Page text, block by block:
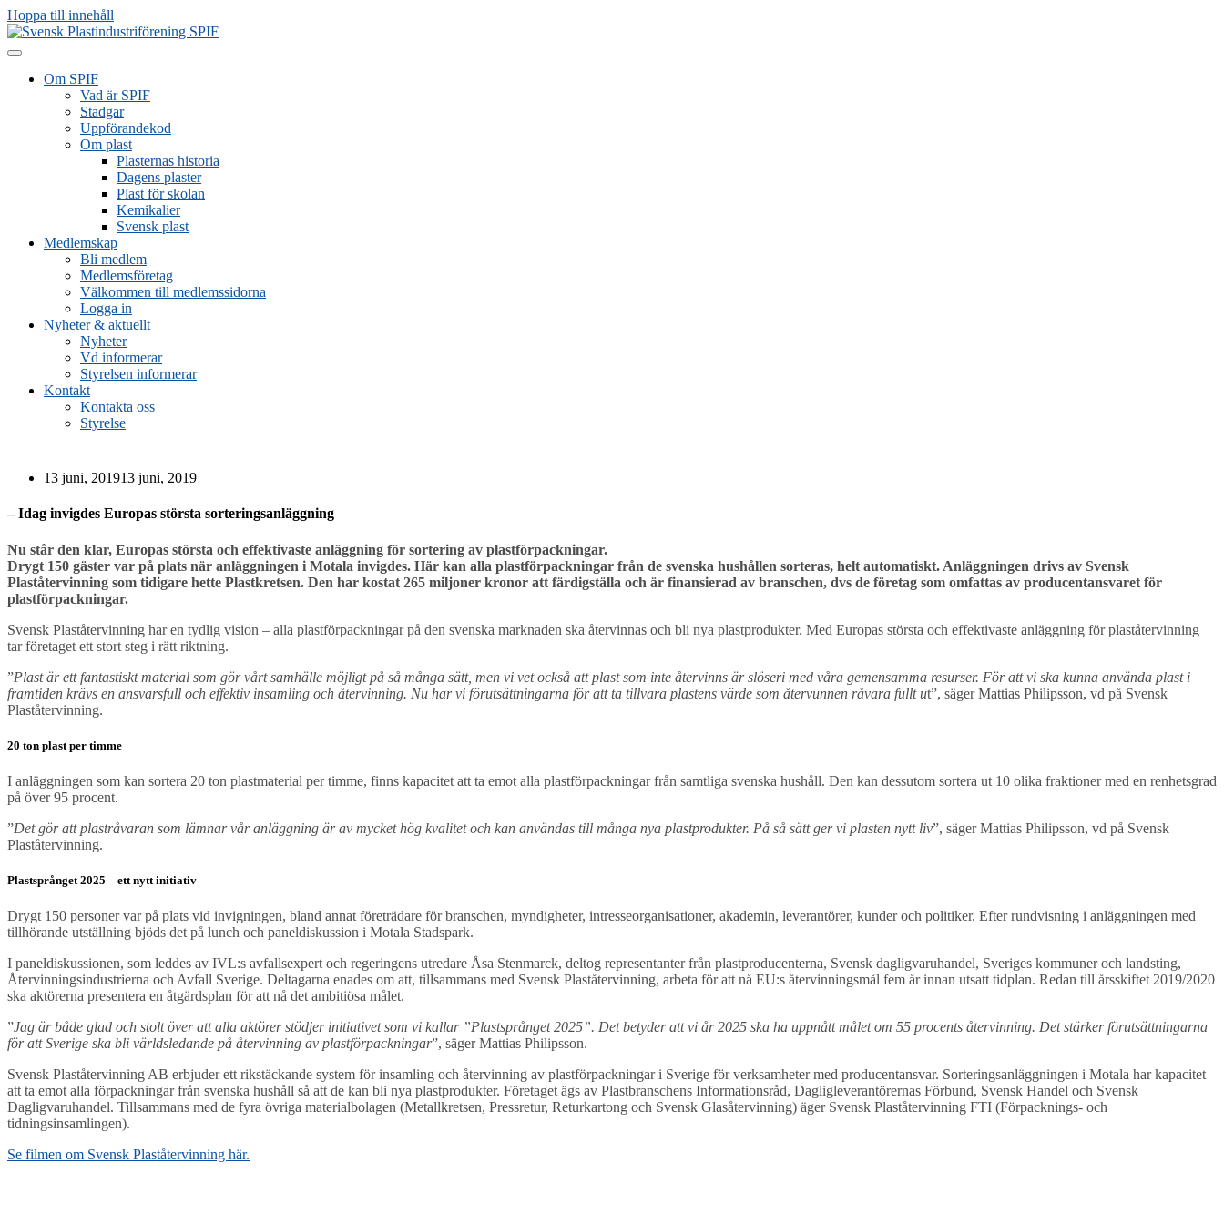
Hoppa till innehåll
Om SPIF
Vad är SPIF
Stadgar
Uppförandekod
Om plast
Plasternas historia
Dagens plaster
Plast för skolan
Kemikalier
Svensk plast
Medlemskap
Bli medlem
Medlemsföretag
Välkommen till medlemssidorna
Logga in
Nyheter & aktuellt
Nyheter
Vd informerar
Styrelsen informerar
Kontakt
Kontakta oss
Styrelse
13 juni, 201913 juni, 2019
– Idag invigdes Europas största sorteringsanläggning
Nu står den klar, Europas största och effektivaste anläggning för sortering av plastförpackningar.
Drygt 150 gäster var på plats när anläggningen i Motala invigdes. Här kan alla plastförpackningar från de svenska hushållen sorteras, helt automatiskt. Anläggningen drivs av Svensk
Plaståtervinning som tidigare hette Plastkretsen. Den har kostat 265 miljoner kronor att färdigställa och är finansierad av branschen, dvs de företag som omfattas av producentansvaret för
plastförpackningar.
Svensk Plaståtervinning har en tydlig vision – alla plastförpackningar på den svenska marknaden ska återvinnas och bli nya plastprodukter. Med Europas största och effektivaste anläggning för plaståtervinning
tar företaget ett stort steg i rätt riktning.
”Plast är ett fantastiskt material som gör vårt samhälle möjligt på så många sätt, men vi vet också att plast som inte återvinns är slöseri med våra gemensamma resurser. För att vi ska kunna använda plast i
framtiden krävs en ansvarsfull och effektiv insamling och återvinning. Nu har vi förutsättningarna för att ta tillvara plastens värde som återvunnen råvara fullt ut”, säger Mattias Philipsson, vd på Svensk
Plaståtervinning.
20 ton plast per timme
I anläggningen som kan sortera 20 ton plastmaterial per timme, finns kapacitet att ta emot alla plastförpackningar från samtliga svenska hushåll. Den kan dessutom sortera ut 10 olika fraktioner med en renhetsgrad
på över 95 procent.
”Det gör att plastråvaran som lämnar vår anläggning är av mycket hög kvalitet och kan användas till många nya plastprodukter. På så sätt ger vi plasten nytt liv”, säger Mattias Philipsson, vd på Svensk
Plaståtervinning.
Plastsprånget 2025 – ett nytt initiativ
Drygt 150 personer var på plats vid invigningen, bland annat företrädare för branschen, myndigheter, intresseorganisationer, akademin, leverantörer, kunder och politiker. Efter rundvisning i anläggningen med
tillhörande utställning bjöds det på lunch och paneldiskussion i Motala Stadspark.
I paneldiskussionen, som leddes av IVL:s avfallsexpert och regeringens utredare Åsa Stenmarck, deltog representanter från plastproducenterna, Svensk dagligvaruhandel, Sveriges kommuner och landsting,
Återvinningsindustrierna och Avfall Sverige. Deltagarna enades om att, tillsammans med Svensk Plaståtervinning, arbeta för att nå EU:s återvinningsmål fem år innan utsatt tidplan. Redan till årsskiftet 2019/2020
ska aktörerna presentera en åtgärdsplan för att nå det ambitiösa målet.
”Jag är både glad och stolt över att alla aktörer stödjer initiativet som vi kallar ”Plastsprånget 2025”. Det betyder att vi år 2025 ska ha uppnått målet om 55 procents återvinning. Det stärker förutsättningarna
för att Sverige ska bli världsledande på återvinning av plastförpackningar”, säger Mattias Philipsson.
Svensk Plaståtervinning AB erbjuder ett rikstäckande system för insamling och återvinning av plastförpackningar i Sverige för verksamheter med producentansvar. Sorteringsanläggningen i Motala har kapacitet
att ta emot alla förpackningar från svenska hushåll så att de kan bli nya plastprodukter. Företaget ägs av Plastbranschens Informationsråd, Dagligleverantörernas Förbund, Svensk Handel och Svensk
Dagligvaruhandel. Tillsammans med de fyra övriga materialbolagen (Metallkretsen, Pressretur, Returkartong och Svensk Glasåtervinning) äger Svensk Plaståtervinning FTI (Förpacknings- och
tidningsinsamlingen).
Se filmen om Svensk Plaståtervinning här.